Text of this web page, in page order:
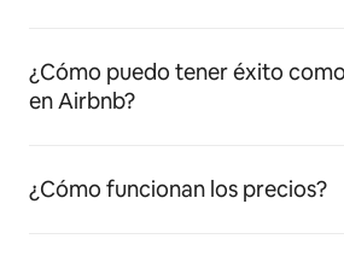
¿Cómo puedo tener éxito
en Airbnb?
¿Cómo funcionan los precios?